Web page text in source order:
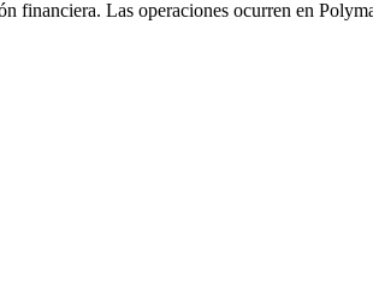
financiera. Las operaciones ocurren en